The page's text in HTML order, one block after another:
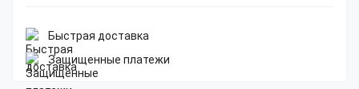
Быстрая доставка
Защищенные платежи